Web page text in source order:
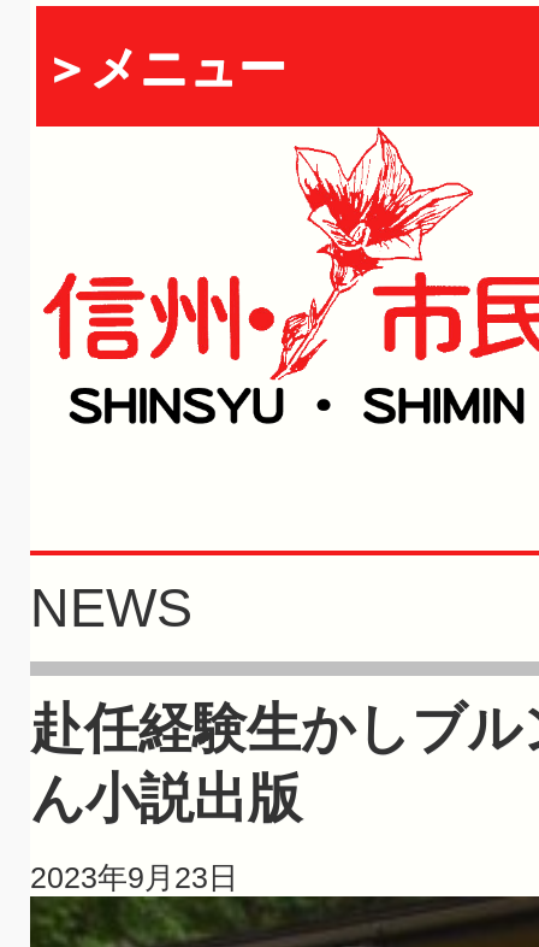
＞メニュー
NEWS
赴任経験生かしブ
ん小説出版
2023年9月23日